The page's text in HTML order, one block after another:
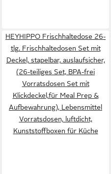
HEYHIPPO Frischhaltedose 26-
tlg. Frischhaltedosen Set mit
Deckel, stapelbar, auslaufsicher,
(26-teiliges Set, BPA-frei
Vorratsdosen Set mit
Klickdeckel,für Meal Prep &
Aufbewahrung), Lebensmittel
Vorratsdosen, luftdicht,
Kunststoffboxen für Küche